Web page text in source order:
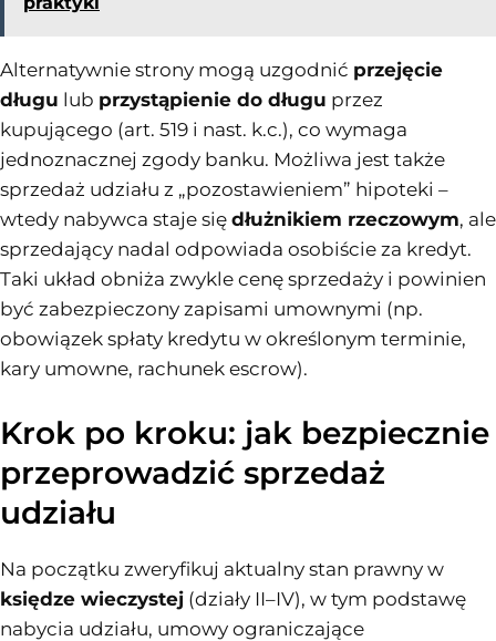
Alternatywnie strony mogą uzgodnić przejęcie
długu lub przystąpienie do długu przez
kupującego (art. 519 i nast. k.c.), co wymaga
jednoznacznej zgody banku. Możliwa jest także
sprzedaż udziału z „pozostawieniem” hipoteki –
wtedy nabywca staje się dłużnikiem rzeczowym, ale
sprzedający nadal odpowiada osobiście za kredyt.
Taki układ obniża zwykle cenę sprzedaży i powinien
być zabezpieczony zapisami umownymi (np.
obowiązek spłaty kredytu w określonym terminie,
kary umowne, rachunek escrow).
Krok po kroku: jak bezpiecznie
przeprowadzić sprzedaż
udziału
Na początku zweryfikuj aktualny stan prawny w
księdze wieczystej (działy II–IV), w tym podstawę
nabycia udziału, umowy ograniczające